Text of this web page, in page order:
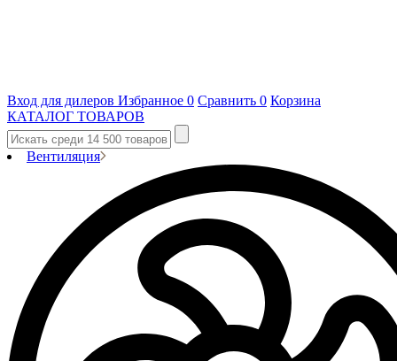
Вход для дилеров Избранное 0 Сравнить 0 Корзина
КАТАЛОГ ТОВАРОВ
Вентиляция